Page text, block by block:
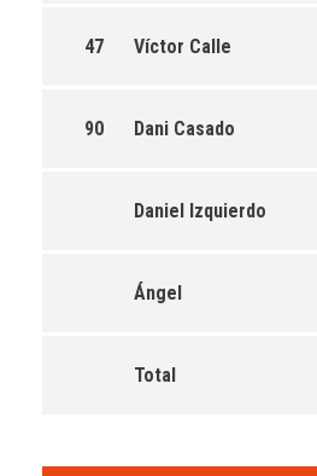
47 Víctor Calle
90 Dani Casado
Daniel Izquierdo
Ángel
Total